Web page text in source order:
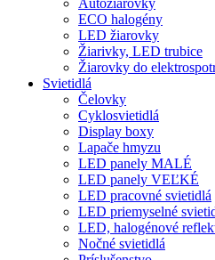
Autožiarovky
ECO halogény
LED žiarovky
Žiarivky, LED trubice
Žiarovky do
Svietidlá
Čelovky
Cyklosvietidlá
Display boxy
Lapače hmyzu
LED panely MALÉ
LED panely VEĽKÉ
LED pracovné svietidlá
LED priemyselné
LED, halogénové
Nočné svietidlá